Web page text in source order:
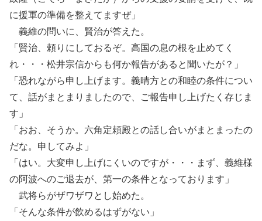
に援軍の準備を整えてますぜ」
義維の問いに、賢治が答えた。
「賢治、頼りにしておるぞ。高国の息の根を止めてく
れ・・・松井宗信からも何か報告があると聞いたが？」
「恐れながら申し上げます。義晴方との和睦の条件につい
て、話がまとまりましたので、ご報告申し上げたく存じま
す」
「おお、そうか。六角定頼殿との話し合いがまとまったの
だな。申してみよ」
「はい。大変申し上げにくいのですが・・・まず、義維様
の阿波へのご退去が、第一の条件となっております」
武将らがザワザワとし始めた。
「そんな条件が飲めるはずがない」